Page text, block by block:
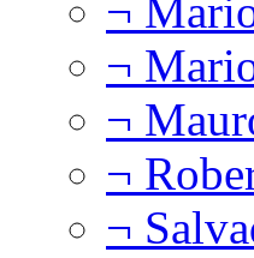
¬
¬
¬
¬
¬